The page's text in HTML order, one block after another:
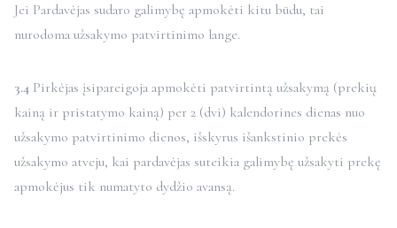
Jei Pardavėjas sudaro galimybę apmokėti kitu būdu, tai
nurodoma užsakymo patvirtinimo lange.
3.4 Pirkėjas įsipareigoja apmokėti patvirtintą užsakymą (prekių
kainą ir pristatymo kainą) per 2 (dvi) kalendorines dienas nuo
užsakymo patvirtinimo dienos, išskyrus išankstinio prekės
užsakymo atveju, kai pardavėjas suteikia galimybę užsakyti prekę
apmokėjus tik numatyto dydžio avansą.